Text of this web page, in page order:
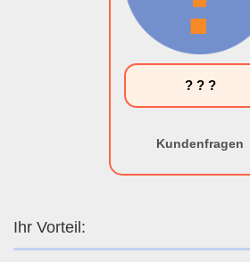
? ? ?
Kundenfragen
Ihr Vorteil: